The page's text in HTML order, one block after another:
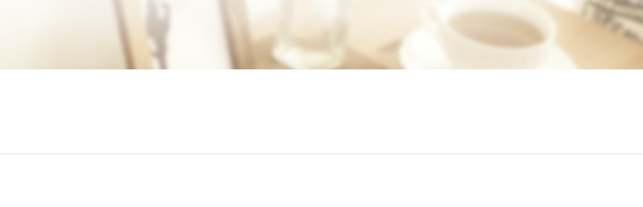
お役立ちマガジン
リノベーションの進め方
中古物件×リノベで叶える理想